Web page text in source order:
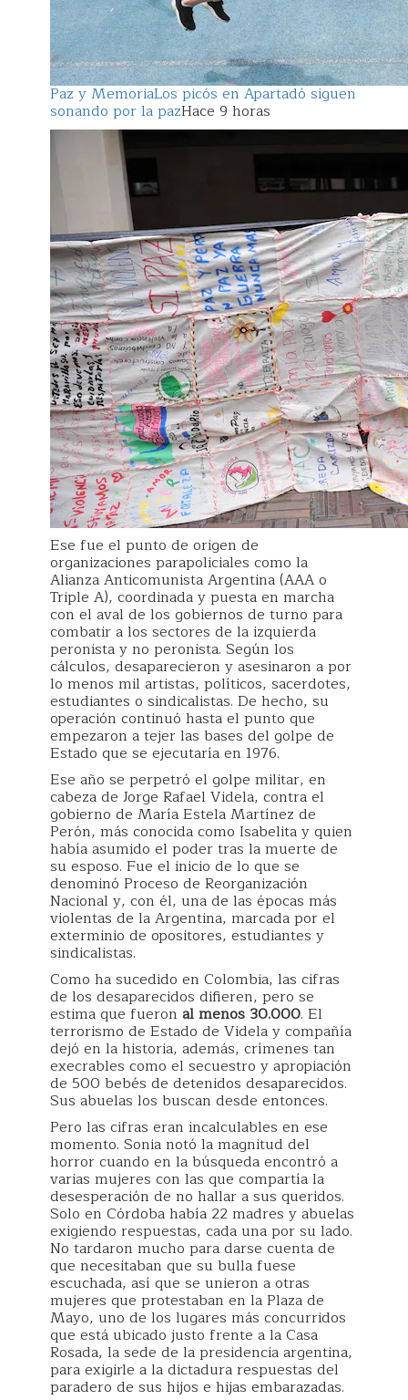
Paz y MemoriaLos picós en Apartadó siguen
sonando por la pazHace 9 horas
Ese fue el punto de origen de
organizaciones parapoliciales como la
Alianza Anticomunista Argentina (AAA o
Triple A), coordinada y puesta en marcha
con el aval de los gobiernos de turno para
combatir a los sectores de la izquierda
peronista y no peronista. Según los
cálculos, desaparecieron y asesinaron a por
lo menos mil artistas, políticos, sacerdotes,
estudiantes o sindicalistas. De hecho, su
operación continuó hasta el punto que
empezaron a tejer las bases del golpe de
Estado que se ejecutaría en 1976.
Ese año se perpetró el golpe militar, en
cabeza de Jorge Rafael Videla, contra el
gobierno de María Estela Martínez de
Perón, más conocida como Isabelita y quien
había asumido el poder tras la muerte de
su esposo. Fue el inicio de lo que se
denominó Proceso de Reorganización
Nacional y, con él, una de las épocas más
violentas de la Argentina, marcada por el
exterminio de opositores, estudiantes y
sindicalistas.
Como ha sucedido en Colombia, las cifras
de los desaparecidos difieren, pero se
estima que fueron al menos 30.000. El
terrorismo de Estado de Videla y compañía
dejó en la historia, además, crímenes tan
execrables como el secuestro y apropiación
de 500 bebés de detenidos desaparecidos.
Sus abuelas los buscan desde entonces.
Pero las cifras eran incalculables en ese
momento. Sonia notó la magnitud del
horror cuando en la búsqueda encontró a
varias mujeres con las que compartía la
desesperación de no hallar a sus queridos.
Solo en Córdoba había 22 madres y abuelas
exigiendo respuestas, cada una por su lado.
No tardaron mucho para darse cuenta de
que necesitaban que su bulla fuese
escuchada, así que se unieron a otras
mujeres que protestaban en la Plaza de
Mayo, uno de los lugares más concurridos
que está ubicado justo frente a la Casa
Rosada, la sede de la presidencia argentina,
para exigirle a la dictadura respuestas del
paradero de sus hijos e hijas embarazadas.